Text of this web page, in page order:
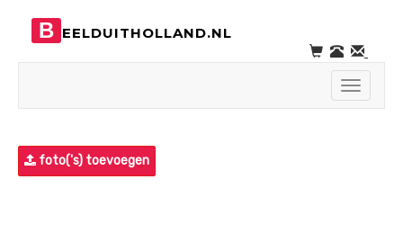
B EELDUITHOLLAND.NL
Toggle
foto('s) toevoegen